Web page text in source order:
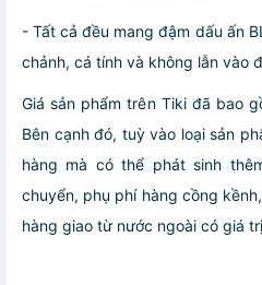
- Tất cả đều mang đậm dấu ấn
chảnh, cá tính và không lẫn vào
Giá sản phẩm trên Tiki đã bao
Bên cạnh đó, tuỳ vào loại sản
hàng mà có thể phát sinh
chuyển, phụ phí hàng cồng
hàng giao từ nước ngoài có giá